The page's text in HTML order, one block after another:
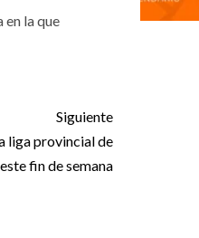
en la que
Siguiente
liga provincial de
fin de semana